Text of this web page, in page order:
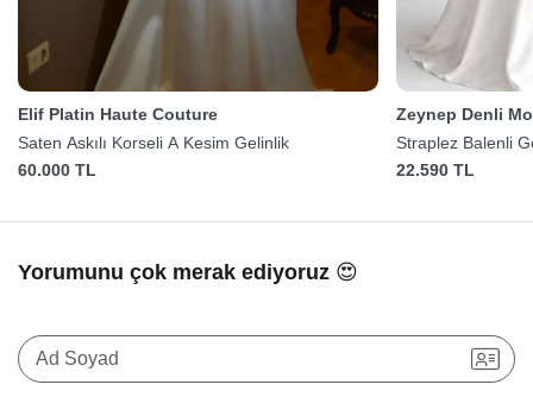
Elif Platin Haute Couture
Saten Askılı Korseli A Kesim Gelinlik
60.000 TL
Zeynep Denli
Straplez Balenli
22.590 TL
Yorumunu çok merak ediyoruz 😍
Ad Soyad